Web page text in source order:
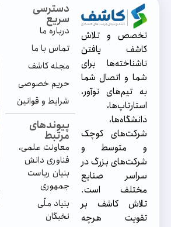
تخصص و تلاش
کاشف یافتن
ناشناخته‌ها برای
شما و اتصال شما
به تیم‌های نوآور،
استارتاپ‌ها،
دانشگاه‌ها،
شرکت‌های کوچک
و متوسط و
شرکت‌های بزرگ در
سراسر صنایع
مختلف است.
تلاش کاشف بر
تقویت هرچه
دسترسی
سریع
درباره‌ ما
تماس‌ با ما
مجله کاشف
حریم خصوصی
شرایط و قوانین
پیوندهای
مرتبط
معاونت علمی،
فناوری دانش
بنیان ریاست
جمهوری
بنیاد ملّی
نخبگان